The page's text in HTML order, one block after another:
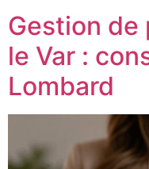
Gestion de
le Var :
Lombard